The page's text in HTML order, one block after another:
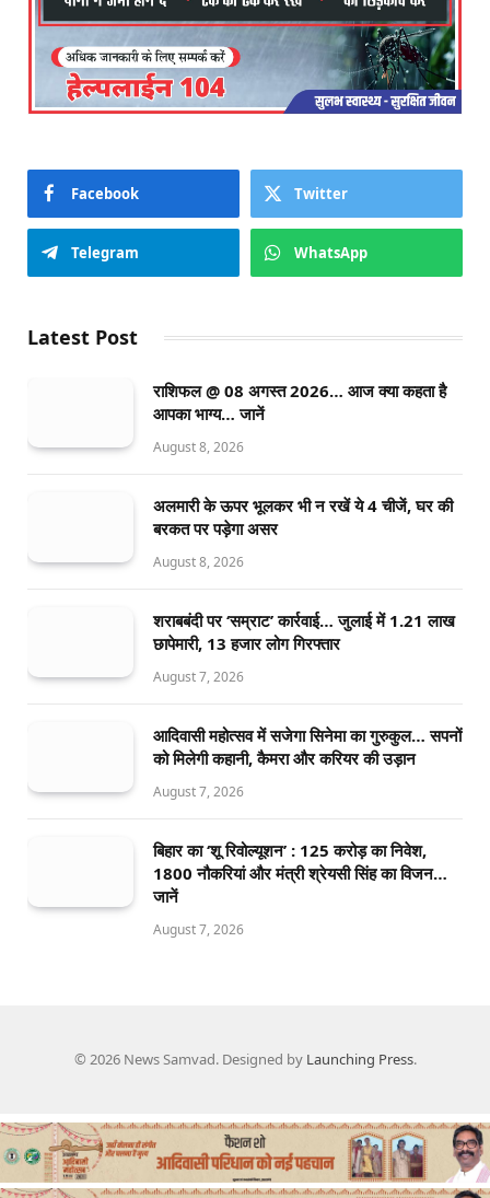
Facebook Twitter
Telegram WhatsApp
Latest Post
राशिफल @ 08 अगस्त 2026… आज क्या कहता है
आपका भाग्य… जानें
August 8, 2026
अलमारी के ऊपर भूलकर भी न रखें ये 4 चीजें, घर की
बरकत पर पड़ेगा असर
August 8, 2026
शराबबंदी पर ‘सम्राट’ कार्रवाई… जुलाई में 1.21 लाख
छापेमारी, 13 हजार लोग गिरफ्तार
August 7, 2026
आदिवासी महोत्सव में सजेगा सिनेमा का गुरुकुल… सपनों
को मिलेगी कहानी, कैमरा और करियर की उड़ान
August 7, 2026
बिहार का ‘शू रिवोल्यूशन’ : 125 करोड़ का निवेश,
1800 नौकरियां और मंत्री श्रेयसी सिंह का विजन…
जानें
August 7, 2026
© 2026 News Samvad. Designed by Launching Press.